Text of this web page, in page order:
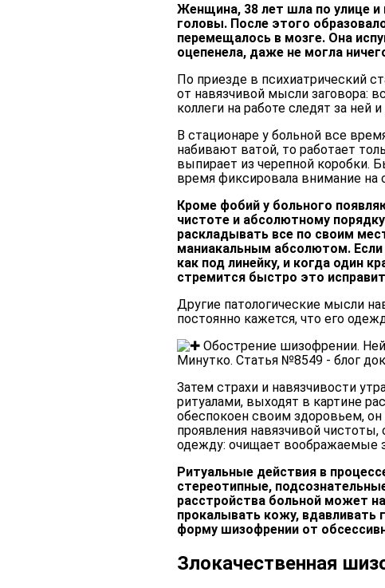
Женщина, 38 лет шла по улице и
головы. После этого
перемещалось в мозге. Она
оцепенела, даже не могла
По приезде в психиатрический
от навязчивой мысли заговора:
коллеги на работе следят за ней
В стационаре у больной все
набивают ватой, то работает
выпирает из черепной коробки.
время фиксировала внимание на
Кроме фобий у больного
чистоте и абсолютному
раскладывать все по своим
маниакальным абсолютом.
как под линейку, и когда один
стремится быстро это
Другие патологические мысли
постоянно кажется, что его
Затем страхи и навязчивости
ритуалами, выходят в картине
обеспокоен своим здоровьем, он
проявления навязчивой
одежду: очищает воображаемые
Ритуальные действия в
стереотипные,
расстройства больной может
прокалывать кожу, вдавливать
форму шизофрении от
Злокачественная